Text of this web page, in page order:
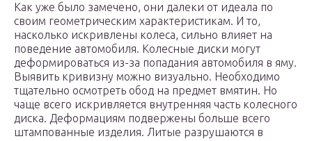
Как уже было замечено, они далеки от идеала по
своим геометрическим характеристикам. И то,
насколько искривлены колеса, сильно влияет на
поведение автомобиля. Колесные диски могут
деформироваться из-за попадания автомобиля в яму.
Выявить кривизну можно визуально. Необходимо
тщательно осмотреть обод на предмет вмятин. Но
чаще всего искривляется внутренняя часть колесного
диска. Деформациям подвержены больше всего
штампованные изделия. Литые разрушаются в